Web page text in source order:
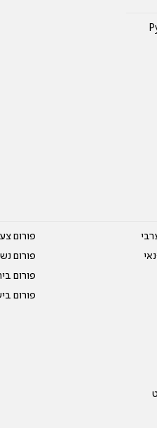
פורום
פורום
פורום
פורום